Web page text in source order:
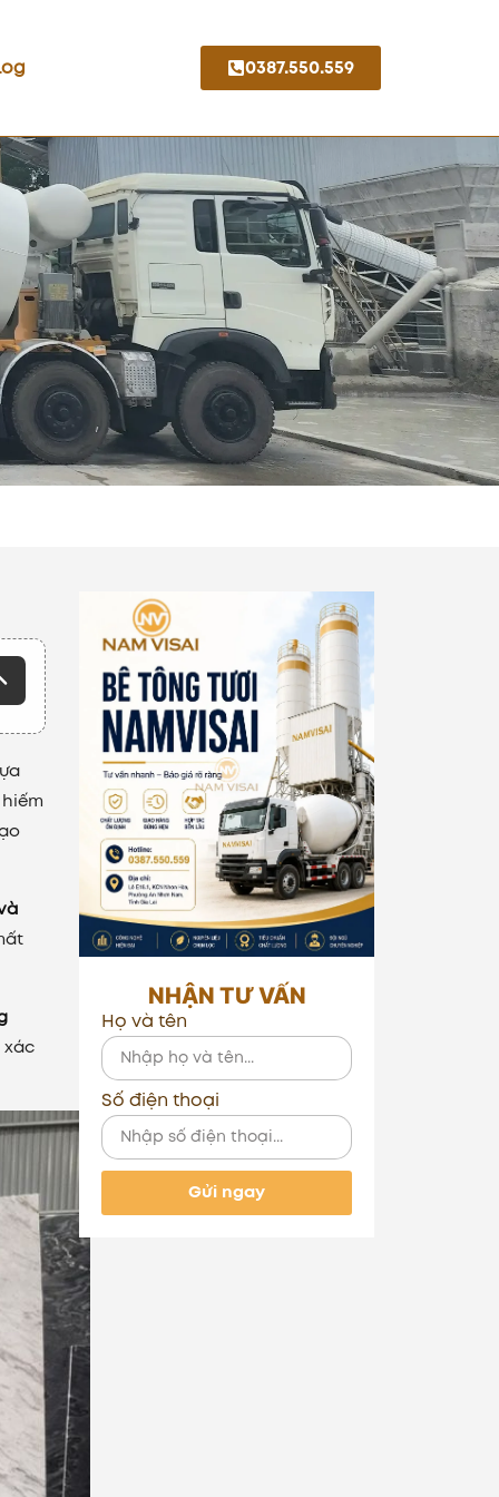
0387.550.559
xác
NHẬN TƯ VẤN
Họ và tên
Số điện thoại
Gửi ngay